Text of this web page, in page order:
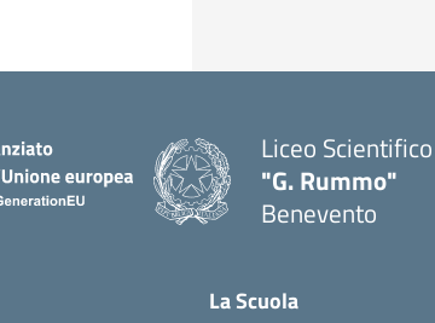
Liceo
"G. Rummo"
Benevento
La Scuola